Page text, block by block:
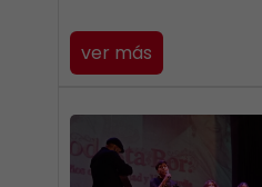
ver más